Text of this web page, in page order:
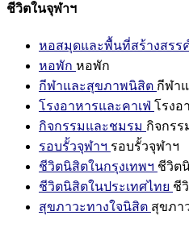
ชีวิตในจุฬาฯ
หอสมุดและพื้นที่สร้างสรร
หอพัก หอพัก
กีฬาและสุขภาพนิสิต กีฬา
โรงอาหารและคาเฟ่ โรงอ
กิจกรรมและชมรม กิจกร
รอบรั้วจุฬาฯ รอบรั้วจุฬาฯ
ชีวิตนิสิตในกรุงเทพฯ ชีวิต
ชีวิตนิสิตในประเทศไทย ชี
สุขภาวะทางใจนิสิต สุขภา